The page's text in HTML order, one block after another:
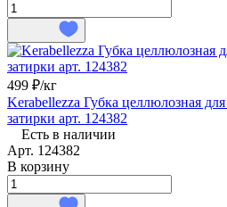
499 ₽/кг
Kerabellezza Губка целлюлозная
затирки арт. 124382
Есть в наличии
Арт. 124382
В корзину